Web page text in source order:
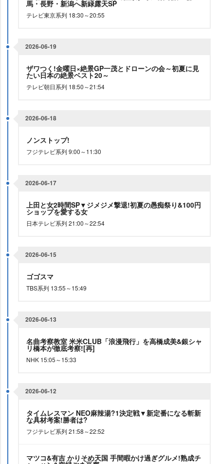
馬・長野・新潟へ新緑露天SP
テレビ東京系列 18:30～20:55
2026-06-19
ザワつく!金曜日×絶景GP一茂とドローンの会～初夏に見
たい日本の絶景ベスト20～
テレビ朝日系列 18:50～21:54
2026-06-18
ノンストップ!
フジテレビ系列 9:00～11:30
2026-06-17
上田と女2時間SP▼ジメジメ撃退!初夏の愚痴祭り&100円
ショップを愛する女
日本テレビ系列 21:00～22:54
2026-06-15
ゴゴスマ
TBS系列 13:55～15:49
2026-06-13
名曲考察教室 米米CLUB「浪漫飛行」を高橋成美&銀シャ
リ橋本が徹底考察![再]
NHK 15:05～15:33
2026-06-12
タイムレスマン NEO麻辣湯?1決定戦▼新定番になる斬新
な具材考案!勝者は?
フジテレビ系列 21:58～22:52
マツコ&有吉 かりそめ天国 手間暇かけ過ぎグルメ!熟成チ